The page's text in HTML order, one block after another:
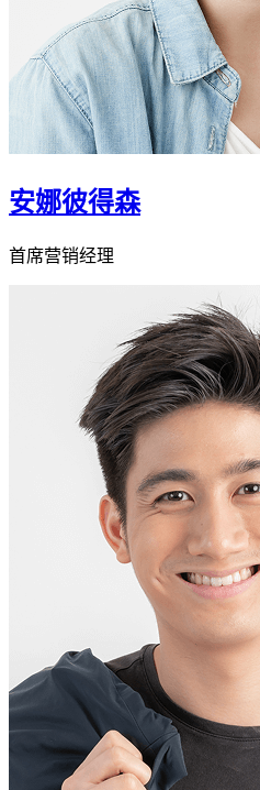
安娜彼得森
首席营销经理